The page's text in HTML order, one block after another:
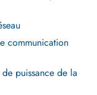
communication
puissance de la